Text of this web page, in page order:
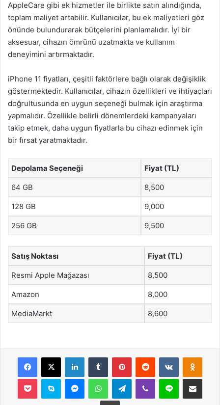
AppleCare gibi ek hizmetler ile birlikte satın alındığında,
toplam maliyet artabilir. Kullanıcılar, bu ek maliyetleri göz
önünde bulundurarak bütçelerini planlamalıdır. İyi bir
aksesuar, cihazın ömrünü uzatmakta ve kullanım
deneyimini artırmaktadır.
iPhone 11 fiyatları, çeşitli faktörlere bağlı olarak değişiklik
göstermektedir. Kullanıcılar, cihazın özellikleri ve ihtiyaçları
doğrultusunda en uygun seçeneği bulmak için araştırma
yapmalıdır. Özellikle belirli dönemlerdeki kampanyaları
takip etmek, daha uygun fiyatlarla bu cihazı edinmek için
bir fırsat yaratmaktadır.
Depolama Seçeneği Fiyat (TL)
64 GB 8,500
128 GB 9,000
256 GB 9,500
Satış Noktası Fiyat (TL)
Resmi Apple Mağazası 8,500
Amazon 8,000
MediaMarkt 8,600
Facebook
X LinkedInTumblr PinterestReddit VKontakte
Pocket Skype MessengerWhatsAppTelegramViber Line E-Posta ile
Yazdır